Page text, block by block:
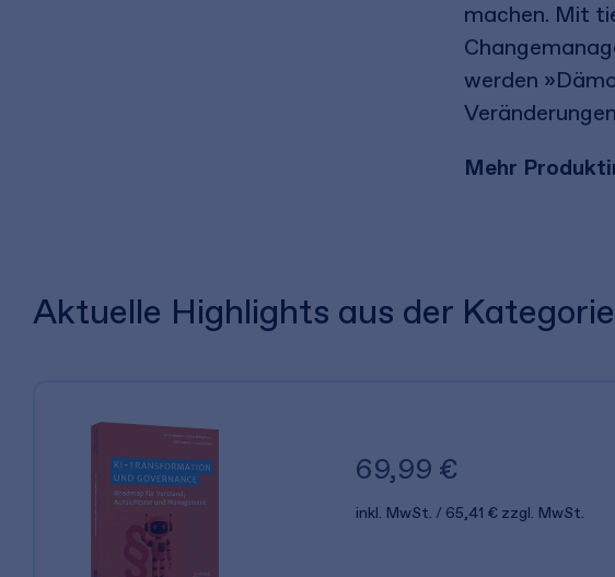
machen. Mit
werden
Mehr
Aktuelle Highlights aus der
69,99 €
inkl. MwSt. 65,41 € zzgl. MwSt.